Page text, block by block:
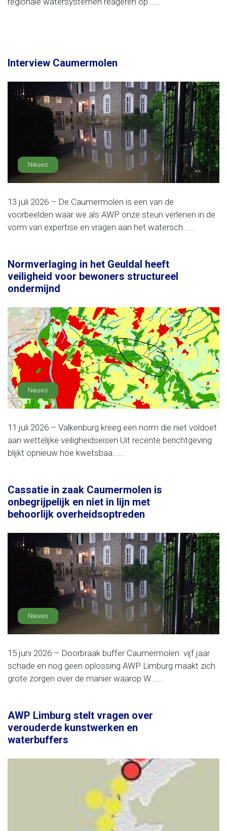
Interview Caumermolen
Nieuws
13 juli 2026 – De Caumermolen is een van de
voorbeelden waar we als AWP onze steun verlenen in de
vorm van expertise en vragen aan het watersch......
Normverlaging in het Geuldal heeft
veiligheid voor bewoners structureel
ondermijnd
Nieuws
11 juli 2026 – Valkenburg kreeg een norm die niet voldoet
aan wettelijke veiligheidseisen Uit recente berichtgeving
blijkt opnieuw hoe kwetsbaa......
Cassatie in zaak Caumermolen is
onbegrijpelijk en niet in lijn met
behoorlijk overheidsoptreden
Nieuws
15 juni 2026 – Doorbraak buffer Caumermolen: vijf jaar
schade en nog geen oplossing AWP Limburg maakt zich
grote zorgen over de manier waarop W......
AWP Limburg stelt vragen over
verouderde kunstwerken en
waterbuffers